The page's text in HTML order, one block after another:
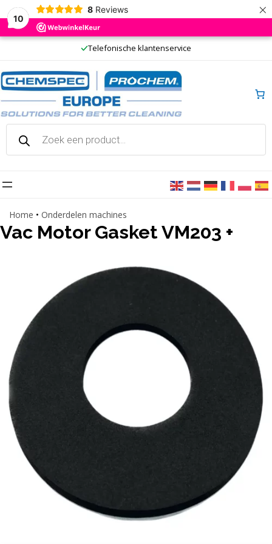
10
8 Reviews ×
Ga
de
inhoud
Telefonische klantenservice
Producten
zoeken
Home • Onderdelen machines
Vac Motor Gasket VM203 +